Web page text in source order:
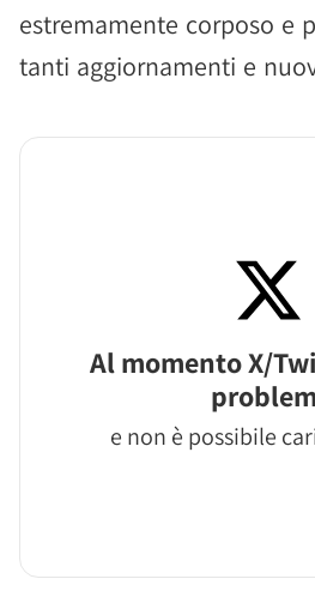
estremamente corposo e
tanti aggiornamenti e
Al momento X/
e non è possibile